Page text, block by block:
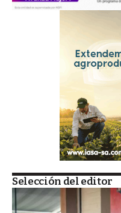
Selección del editor